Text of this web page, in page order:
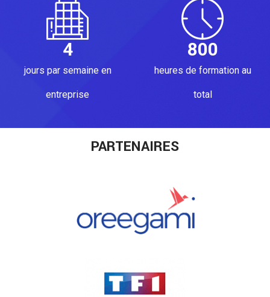
4
jours par semaine en
entreprise
800
heures de formation au
total
PARTENAIRES